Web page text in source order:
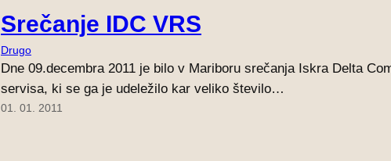
Srečanje IDC VRS
Drugo
Dne 09.decembra 2011 je bilo v Mariboru srečanja Iskra Delta
servisa, ki se ga je udeležilo kar veliko število…
01. 01. 2011